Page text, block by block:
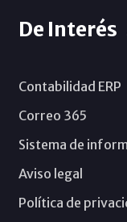
De Interés
Contabilidad ERP
Correo 365
Sistema de
Aviso legal
Política de